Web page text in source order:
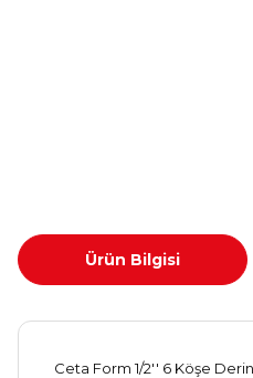
Ürün Bilgisi
Ceta Form 1/2'' 6 Köşe